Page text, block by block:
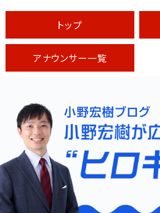
トップ
アナウンサー一覧